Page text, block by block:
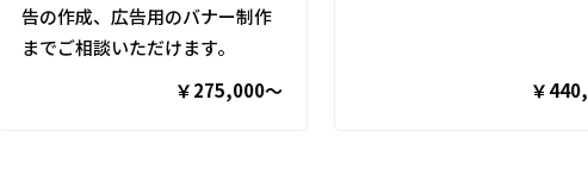
告の作成、広告用のバナー制作
までご相談いただけます。
￥275,000〜
￥